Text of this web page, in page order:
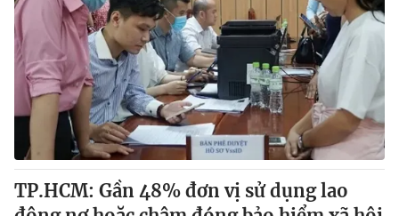
Y tế
Thế giới
Tin tức
Thế giới đó đây
Câu chuyện quốc tế
Kinh tế
Tài chính
Thị trường
Dữ liệu và đời sống
TP.HCM: Gần 48% đơn vị sử dụng lao